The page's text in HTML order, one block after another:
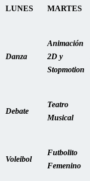
LUNES MARTES
Danza
Animación
2D y
Stopmotion
Debate
Teatro
Musical
Voleibol
Futbolito
Femenino